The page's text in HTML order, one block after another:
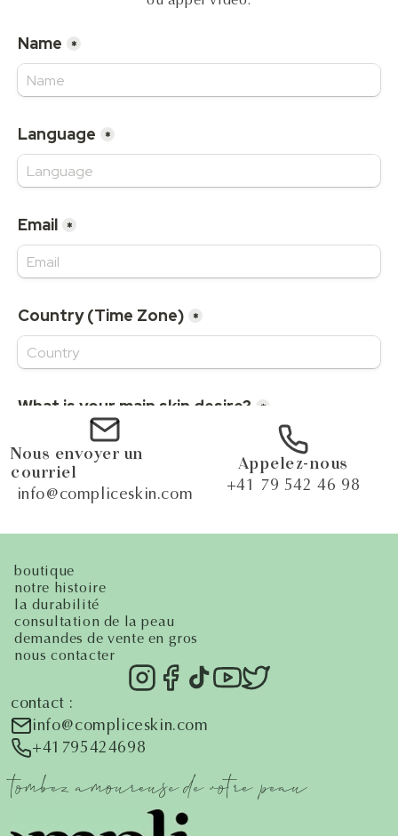
Nous envoyer un
courriel
info@compliceskin.com
Appelez-nous
+41 79 542 46 98
boutique
notre histoire
la durabilité
consultation de la peau
demandes de vente en gros
nous contacter
contact :
info@compliceskin.com
+41795424698
tombez amoureuse de votre peau